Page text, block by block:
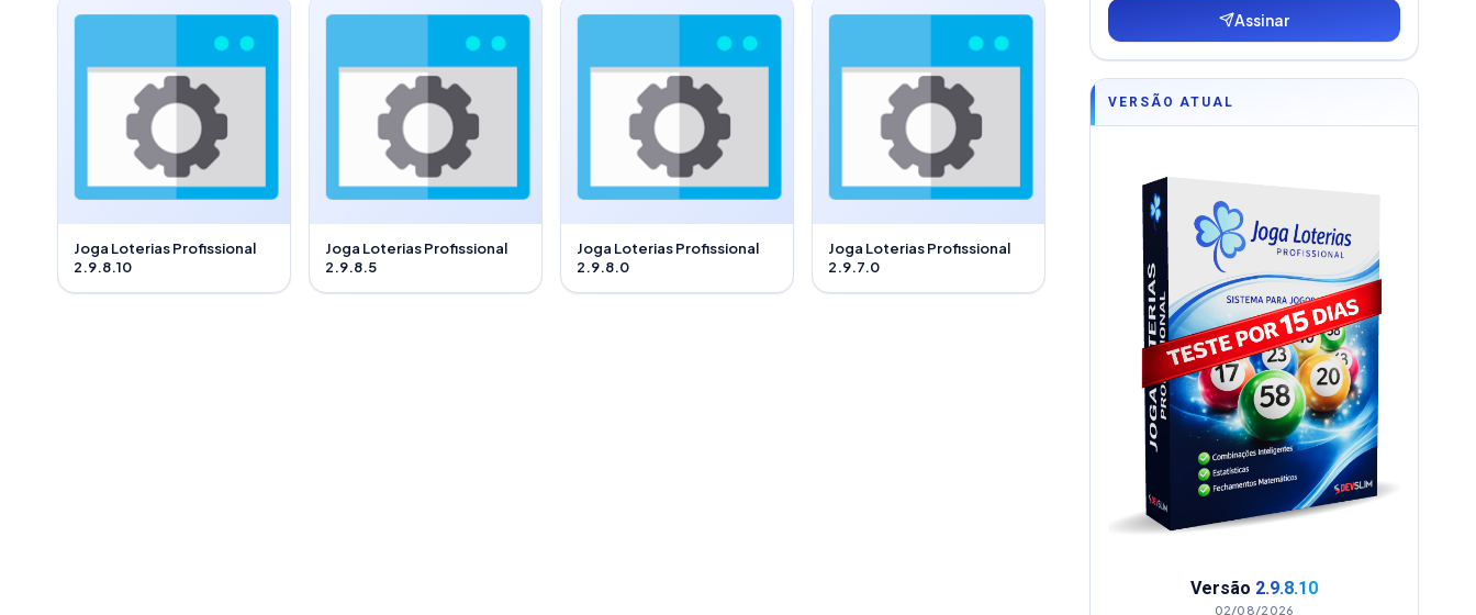
Joga Loterias Profissional
2.9.8.10
Joga Loterias Profissional
2.9.8.5
Joga Loterias Profissional
2.9.8.0
Joga Loterias Profissional
2.9.7.0
Assinar
VERSÃO ATUAL
Versão 2.9.8.10
02/08/2026